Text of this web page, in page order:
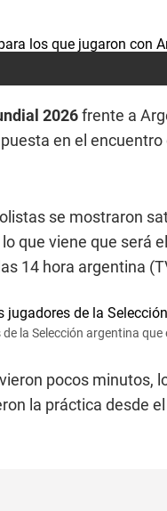
2026frente a
en el
se mostraron
que viene que será
14 hora argentina
la Selección argentina
pocos minutos,
la práctica desde